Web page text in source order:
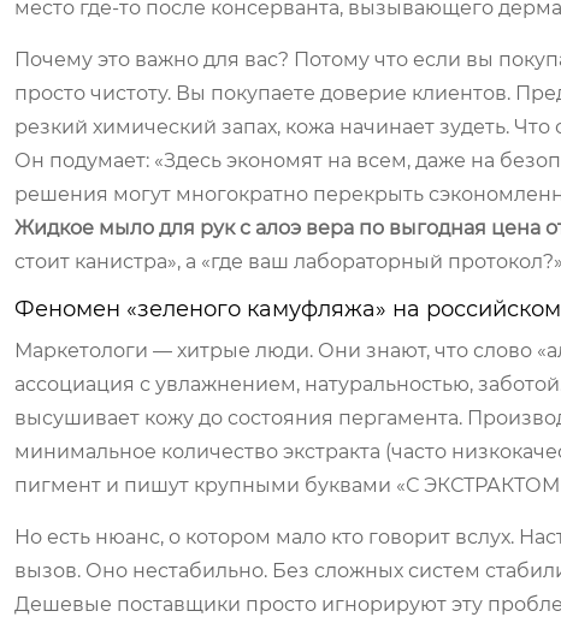
место где-то после консерванта, вызывающего
Почему это важно для вас? Потому что если вы
просто чистоту. Вы покупаете доверие клиентов.
резкий химический запах, кожа начинает зудеть.
Он подумает: «Здесь экономят на всем, даже на
решения могут многократно перекрыть
Жидкое мыло для рук с алоэ вера по выгодная цена
стоит канистра», а «где ваш лабораторный
Феномен «зеленого камуфляжа» на
Маркетологи — хитрые люди. Они знают, что слово
ассоциация с увлажнением, натуральностью,
высушивает кожу до состояния пергамента.
минимальное количество экстракта (часто
пигмент и пишут крупными буквами «С
Но есть нюанс, о котором мало кто говорит вслух.
вызов. Оно нестабильно. Без сложных систем
Дешевые поставщики просто игнорируют эту